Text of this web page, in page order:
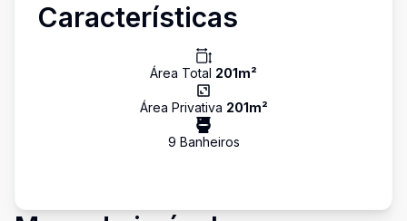
Características
Área Total 201m²
Área Privativa 201m²
9 Banheiros